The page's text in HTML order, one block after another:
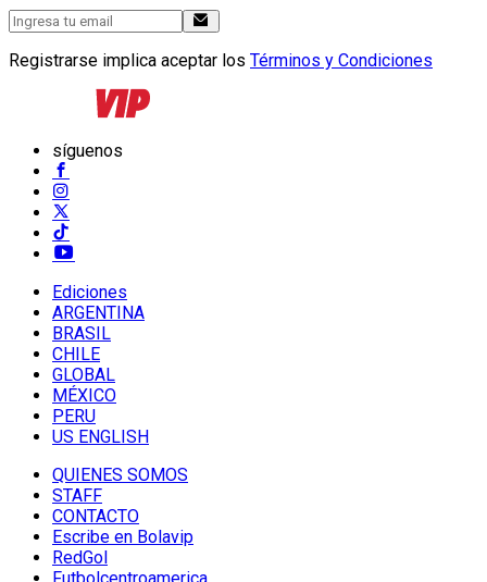
Registrarse implica aceptar los Términos y Condiciones
síguenos
Ediciones
ARGENTINA
BRASIL
CHILE
GLOBAL
MÉXICO
PERU
US ENGLISH
QUIENES SOMOS
STAFF
CONTACTO
Escribe en Bolavip
RedGol